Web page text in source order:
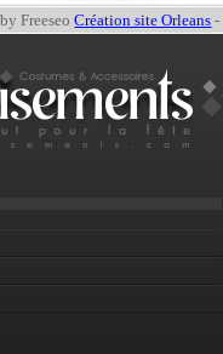
FreeseoCréation site Orleans -